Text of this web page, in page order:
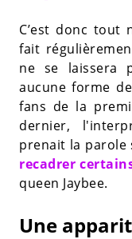
C’est donc tout
fait
ne se laissera
aucune forme
fans de la
dernier,
prenait la parole
recadrer
queen Jaybee.
Une